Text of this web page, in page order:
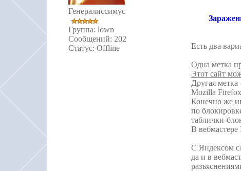
Генералиссимус
Группа: lown
Сообщений: 202
Статус: Offline Есть два
Одна метка
Этот сайт
Другая
Mozilla
Конечно же
по
таблички-
В
С Яндексом
да и в